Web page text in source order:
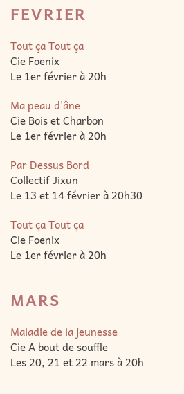
FEVRIER
Tout ça Tout ça
Cie Foenix
Le 1er février à 20h
Ma peau d'âne
Cie Bois et Charbon
Le 1er février à 20h
Par Dessus Bord
Collectif Jixun
Le 13 et 14 févrierà 20h30
Tout ça Tout ça
Cie Foenix
Le 1er février à 20h
MARS
Maladie de la jeunesse
Cie A bout de souffle
Les 20, 21 et 22 mars à 20h